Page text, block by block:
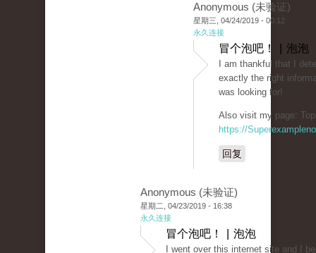
Anonymous (未验证)
星期三, 04/24/2019 - 00:12
永久连接
冒个泡吧！ | 泡泡
I am thankful that I
exactly the right
was looking for!
Also visit my page:
https://
回复
Anonymous (未验证)
星期二, 04/23/2019 - 16:38
永久连接
冒个泡吧！ | 泡泡
I went over this internet site and I